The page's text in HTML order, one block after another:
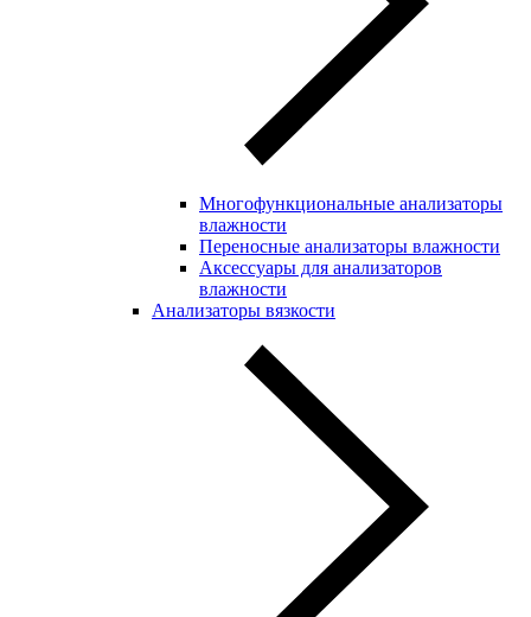
Многофункциональные анализаторы
влажности
Переносные анализаторы влажности
Аксессуары для анализаторов
влажности
Анализаторы вязкости